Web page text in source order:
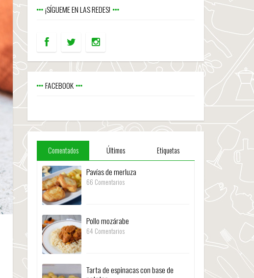
¡SÍGUEME EN LAS REDES!
FACEBOOK
Comentados Últimos Etiquetas
Pavías de merluza
66 Comentarios
Pollo mozárabe
64 Comentarios
Tarta de espinacas con base de